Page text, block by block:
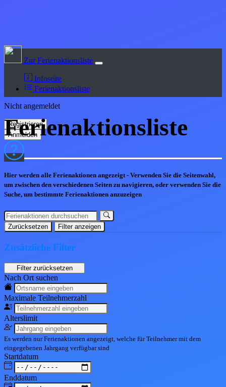
Zur Ferienaktionsliste
Infoseite
Ferienaktionsliste
Nicht angemeldet
Ferienaktionsliste
Hier werden alle Ferienaktionen angezeigt - Verwenden Sie die Seitenwahl,
um zwischen den verschiedenen Seiten zu navigieren, oder verwenden Sie die
Suche, um bestimmte Ferienaktionen anzuzeigen
Zurücksetzen Filter anzeigen
Zusätzliche Filter
Nach Ort suchen
Maximale Teilnehmerzahl
Alterslimit
Es werden nur Ferienaktionen angezeigt, welche für Teilnehmer mit dem
eingegebenen Jahrgang verfügbar sind
Startdatum
Enddatum